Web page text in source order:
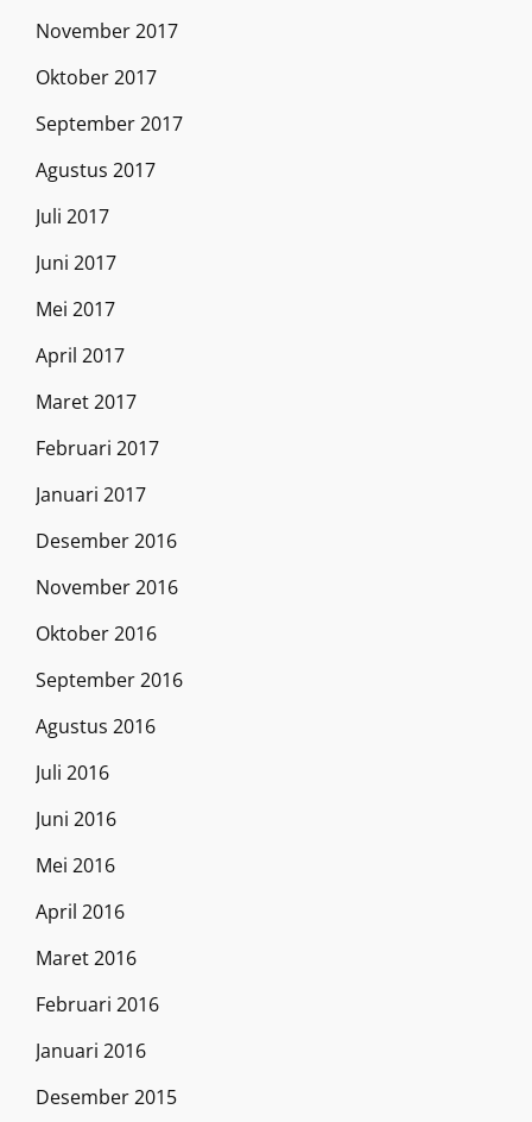
November 2017
Oktober 2017
September 2017
Agustus 2017
Juli 2017
Juni 2017
Mei 2017
April 2017
Maret 2017
Februari 2017
Januari 2017
Desember 2016
November 2016
Oktober 2016
September 2016
Agustus 2016
Juli 2016
Juni 2016
Mei 2016
April 2016
Maret 2016
Februari 2016
Januari 2016
Desember 2015